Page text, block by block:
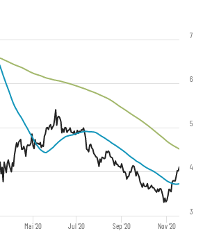
Mai '20 Jul '20 Sep '20 Nov '20
3
4
5
6
7